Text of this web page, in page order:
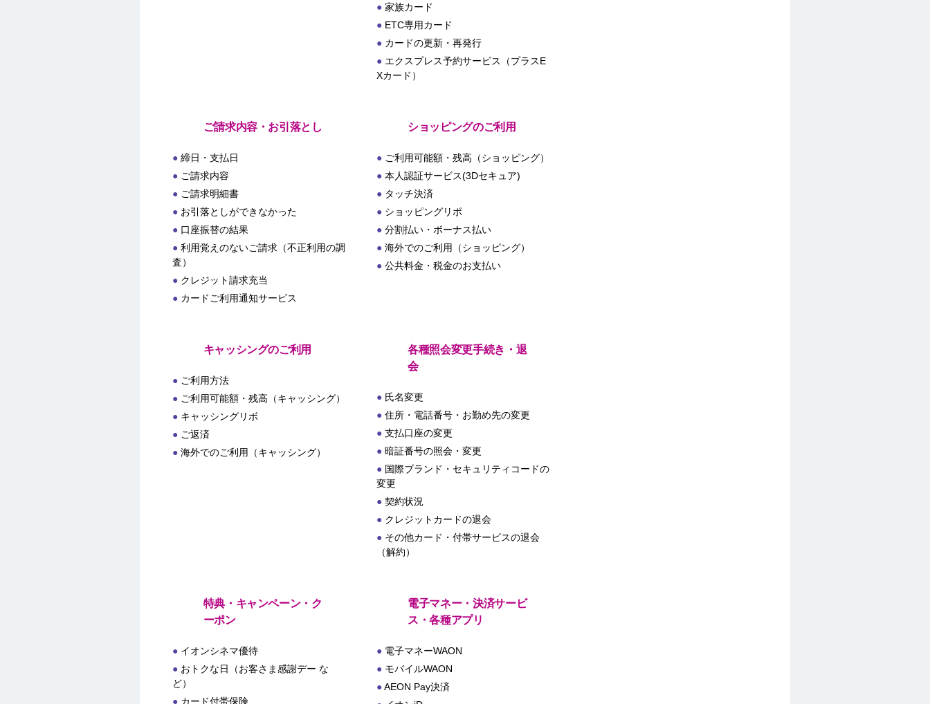
家族カード
ETC専用カード
カードの更新・再発行
エクスプレス予約サービス（プラスE
Xカード）
ご請求内容・お引落とし
締日・支払日
ご請求内容
ご請求明細書
お引落としができなかった
口座振替の結果
利用覚えのないご請求（不正利用の調
査）
クレジット請求充当
カードご利用通知サービス
ショッピングのご利用
ご利用可能額・残高（ショッピング）
本人認証サービス(3Dセキュア)
タッチ決済
ショッピングリボ
分割払い・ボーナス払い
海外でのご利用（ショッピング）
公共料金・税金のお支払い
キャッシングのご利用
ご利用方法
ご利用可能額・残高（キャッシング）
キャッシングリボ
ご返済
海外でのご利用（キャッシング）
各種照会変更手続き・退
会
氏名変更
住所・電話番号・お勤め先の変更
支払口座の変更
暗証番号の照会・変更
国際ブランド・セキュリティコードの
変更
契約状況
クレジットカードの退会
その他カード・付帯サービスの退会
（解約）
特典・キャンペーン・ク
ーポン
イオンシネマ優待
おトクな日（お客さま感謝デー な
ど）
カード付帯保険
電子マネー・決済サービ
ス・各種アプリ
電子マネーWAON
モバイルWAON
AEON Pay決済